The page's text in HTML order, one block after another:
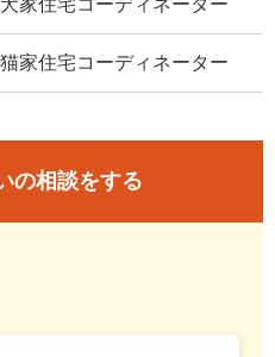
家住宅コーディネーター
の相談をする